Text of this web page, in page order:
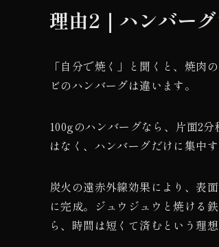
理由2｜ハンバー
「自分で焼く」と聞くと、焼肉
ビのハンバーグは違います。
100gのハンバーグなら、片面2
はなく、ハンバーグだけに集中
炭火の遠赤外線効果により、表
に完成。ジュウジュウと焼ける
ら、時間は短くて済むという理